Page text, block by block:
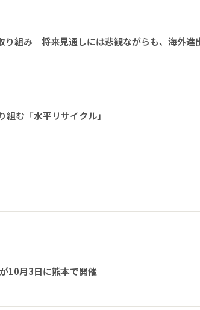
り組み 将来見通しには悲観ながらも、海外進
む「水平リサイクル」
10月3日に熊本で開催